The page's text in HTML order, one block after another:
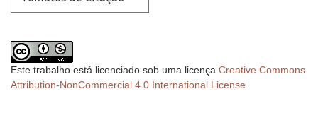
Este trabalho está licenciado sob uma licença Creative Commons
Attribution-NonCommercial 4.0 International License.